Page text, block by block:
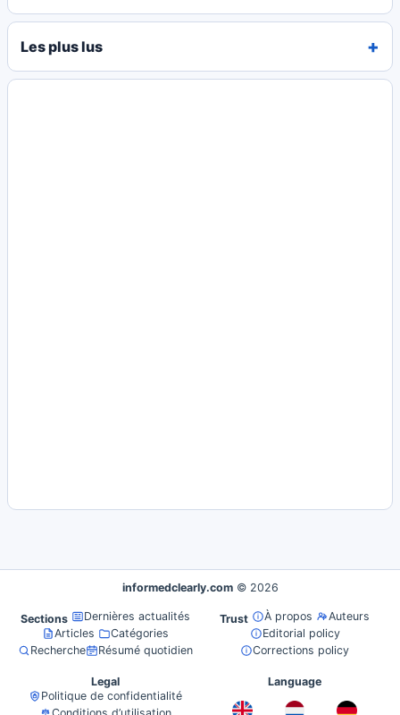
Les plus lus
informedclearly.com © 2026
Sections
Dernières actualités
Articles
Catégories
Recherche
Résumé quotidien
Trust À propos
Auteurs
Editorial policy
Corrections policy
Legal
Politique de confidentialité
Language